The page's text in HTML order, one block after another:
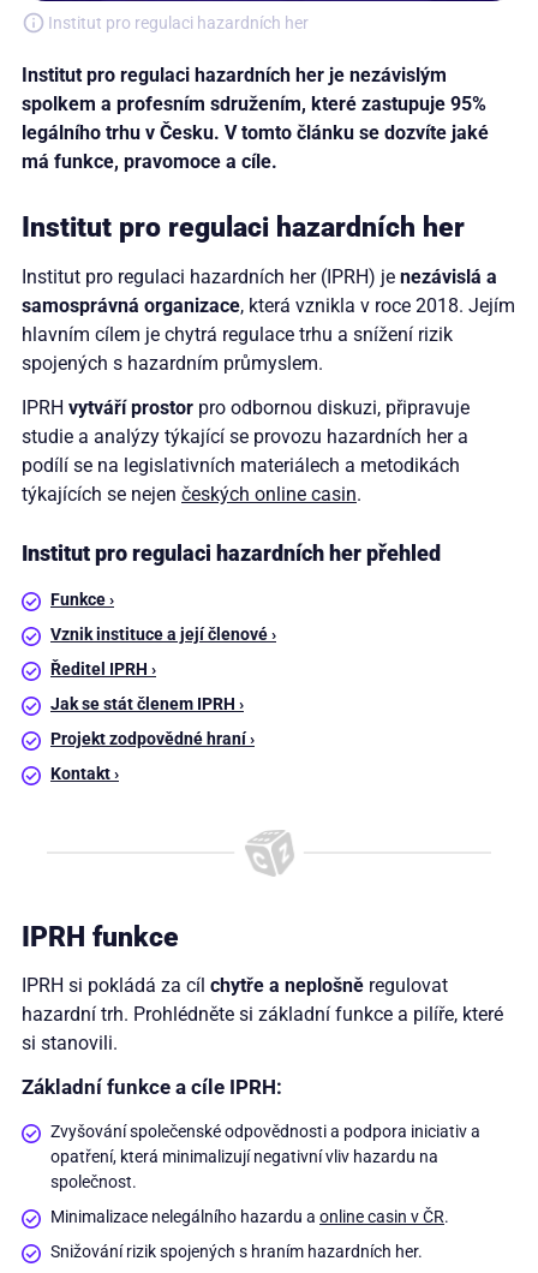
Institut pro regulaci hazardních her
Institut pro regulaci hazardních her je nezávislým
spolkem a profesním sdružením, které zastupuje 95%
legálního trhu v Česku. V tomto článku se dozvíte jaké
má funkce, pravomoce a cíle.
Institut pro regulaci hazardních her
Institut pro regulaci hazardních her (IPRH) je nezávislá a
samosprávná organizace, která vznikla v roce 2018. Jejím
hlavním cílem je chytrá regulace trhu a snížení rizik
spojených s hazardním průmyslem.
IPRH vytváří prostor pro odbornou diskuzi, připravuje
studie a analýzy týkající se provozu hazardních her a
podílí se na legislativních materiálech a metodikách
týkajících se nejen českých online casin.
Institut pro regulaci hazardních her přehled
Funkce ›
Vznik instituce a její členové ›
Ředitel IPRH ›
Jak se stát členem IPRH ›
Projekt zodpovědné hraní ›
Kontakt ›
IPRH funkce
IPRH si pokládá za cíl chytře a neplošně regulovat
hazardní trh. Prohlédněte si základní funkce a pilíře, které
si stanovili.
Základní funkce a cíle IPRH:
Zvyšování společenské odpovědnosti a podpora iniciativ a
opatření, která minimalizují negativní vliv hazardu na
společnost.
Minimalizace nelegálního hazardu a online casin v ČR.
Snižování rizik spojených s hraním hazardních her.